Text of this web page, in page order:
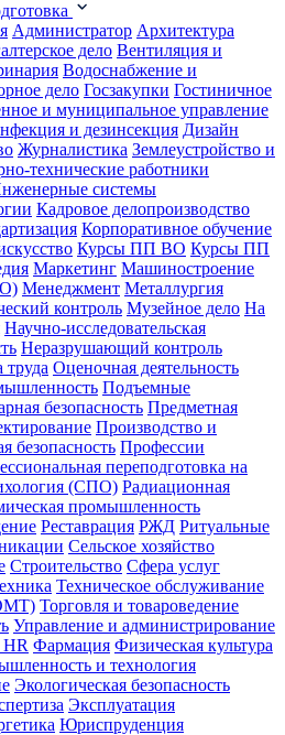
Администратор Архитектура
дело Вентиляция и
Водоснабжение и
дело Госзакупки Гостиничное
и муниципальное управление
и дезинсекция Дизайн
Журналистика Землеустройство и
технические работники
системы
Кадровое делопроизводство
Корпоративное обучение
Курсы ПП ВО Курсы ПП
Маркетинг Машиностроение
Менеджмент Металлургия
контроль Музейное дело На
Научно-исследовательская
Неразрушающий контроль
труда Оценочная деятельность
Подъемные
безопасность Предметная
Производство и
безопасность Профессии
переподготовка на
(СПО) Радиационная
промышленность
Реставрация РЖД Ритуальные
Сельское хозяйство
Строительство Сфера услуг
Техническое обслуживание
Торговля и товароведение
Управление и администрирование
Фармация Физическая культура
и технология
Экологическая безопасность
Эксплуатация
Юриспруденция